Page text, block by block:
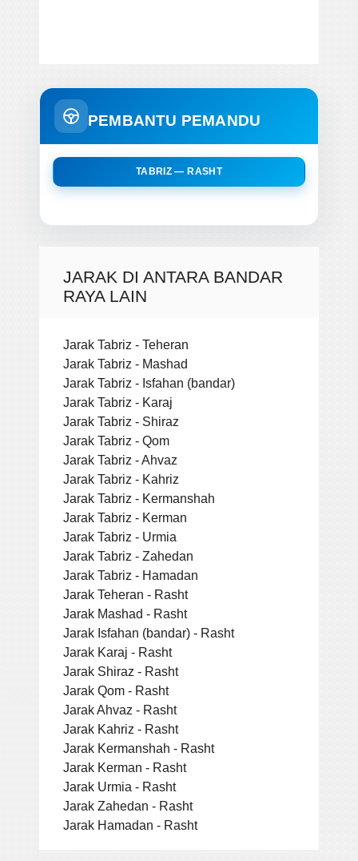
PEMBANTU PEMANDU
TABRIZ — RASHT
JARAK DI ANTARA BANDAR
RAYA LAIN
Jarak Tabriz - Teheran
Jarak Tabriz - Mashad
Jarak Tabriz - Isfahan (bandar)
Jarak Tabriz - Karaj
Jarak Tabriz - Shiraz
Jarak Tabriz - Qom
Jarak Tabriz - Ahvaz
Jarak Tabriz - Kahriz
Jarak Tabriz - Kermanshah
Jarak Tabriz - Kerman
Jarak Tabriz - Urmia
Jarak Tabriz - Zahedan
Jarak Tabriz - Hamadan
Jarak Teheran - Rasht
Jarak Mashad - Rasht
Jarak Isfahan (bandar) - Rasht
Jarak Karaj - Rasht
Jarak Shiraz - Rasht
Jarak Qom - Rasht
Jarak Ahvaz - Rasht
Jarak Kahriz - Rasht
Jarak Kermanshah - Rasht
Jarak Kerman - Rasht
Jarak Urmia - Rasht
Jarak Zahedan - Rasht
Jarak Hamadan - Rasht